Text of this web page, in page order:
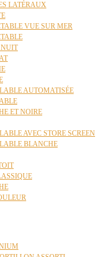
LATÉRAUX
VUE SUR MER
AUTOMATISÉE
ET NOIRE
AVEC STORE SCREEN
BLANCHE